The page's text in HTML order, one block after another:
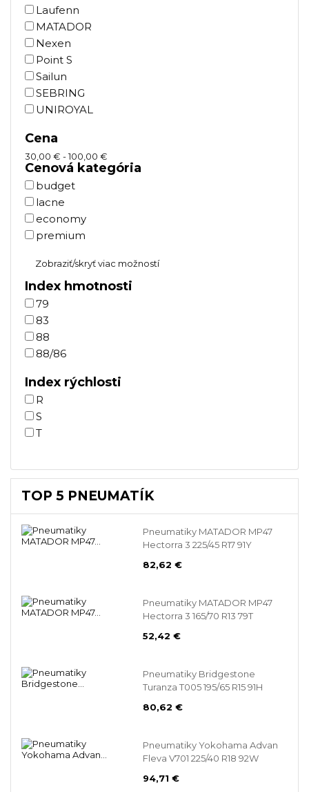
Laufenn
MATADOR
Nexen
Point S
Sailun
SEBRING
UNIROYAL
Cena
30,00 € - 100,00 €
Cenová kategória
budget
lacne
economy
premium
Zobraziť/skryť viac možností
Index hmotnosti
79
83
88
88/86
Index rýchlosti
R
S
T
TOP 5 PNEUMATÍK
Pneumatiky MATADOR MP47
Hectorra 3 225/45 R17 91Y
82,62 €
Pneumatiky MATADOR MP47
Hectorra 3 165/70 R13 79T
52,42 €
Pneumatiky Bridgestone
Turanza T005 195/65 R15 91H
80,62 €
Pneumatiky Yokohama Advan
Fleva V701 225/40 R18 92W
94,71 €